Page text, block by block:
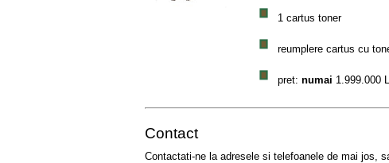
1 cartus toner
reumplere cartus cu
pret: numai 1.999.000
Contact
Contactati-ne la adresele si telefoanele de mai jos,